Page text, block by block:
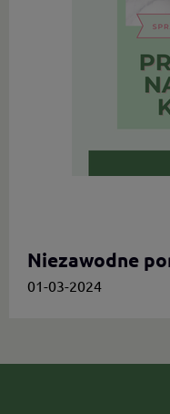
Niezawodne
Dzień Kobiet.
01-03-2024